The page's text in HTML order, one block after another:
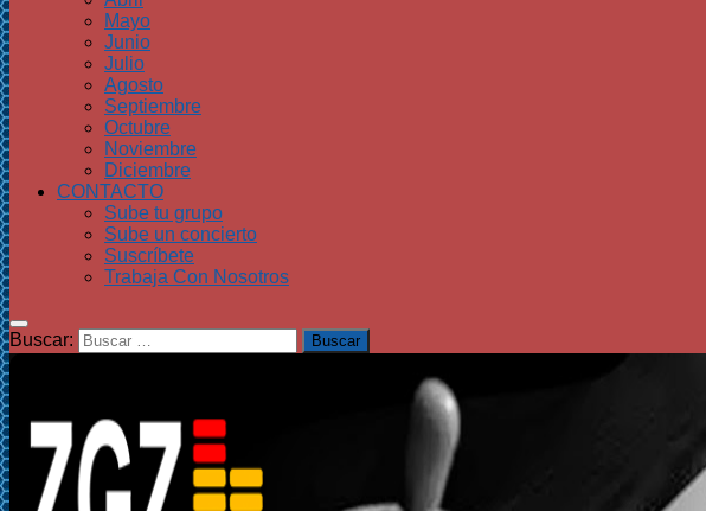
Mayo
Junio
Julio
Agosto
Septiembre
Octubre
Noviembre
Diciembre
CONTACTO
Sube tu grupo
Sube un concierto
Suscríbete
Trabaja Con Nosotros
Buscar: